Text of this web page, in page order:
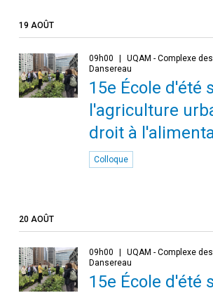
19 AOÛT
09h00
UQAM - Complexe
Dansereau
15e École d'été
l'agriculture
droit à
Colloque
20 AOÛT
09h00
UQAM - Complexe
Dansereau
15e École d'été